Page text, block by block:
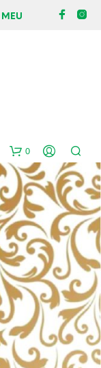
MEU
0